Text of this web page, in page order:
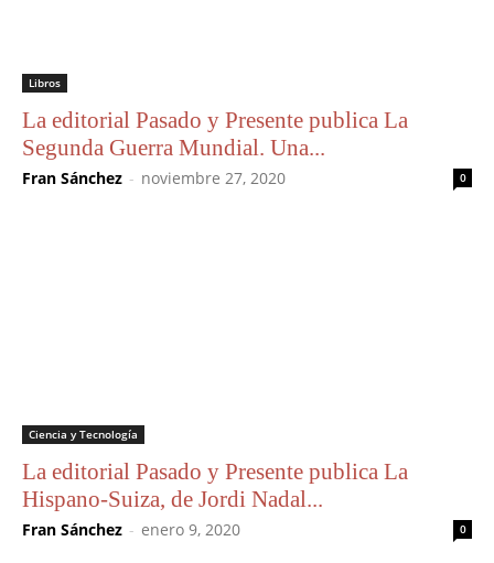
Libros
La editorial Pasado y Presente publica La
Segunda Guerra Mundial. Una...
Fran Sánchez - noviembre 27, 2020 0
Ciencia y Tecnología
La editorial Pasado y Presente publica La
Hispano-Suiza, de Jordi Nadal...
Fran Sánchez - enero 9, 2020 0